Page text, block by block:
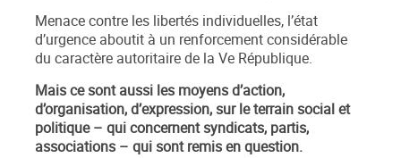
Menace contre les libertés individuelles, l’état
d’urgence aboutit à un renforcement considérable
du caractère autoritaire de la Ve République.
Mais ce sont aussi les moyens d’action,
d’organisation, d’expression, sur le terrain social et
politique – qui concernent syndicats, partis,
associations – qui sont remis en question.